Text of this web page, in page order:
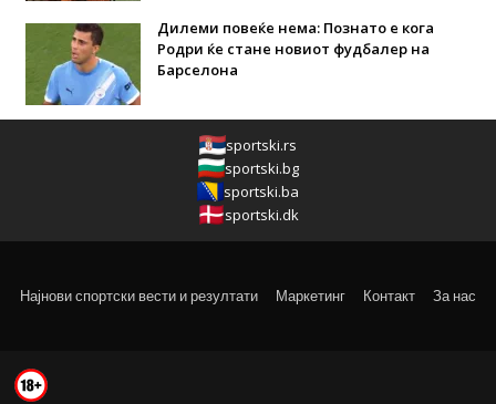
Дилеми повеќе нема: Познато е кога
Родри ќе стане новиот фудбалер на
Барселона
sportski.rs
sportski.bg
sportski.ba
sportski.dk
Најнови спортски вести и резултати Маркетинг Контакт За нас